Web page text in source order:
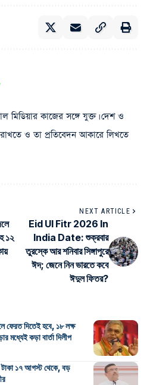
মিডিয়ার কাজের সঙ্গে যুক্ত। দেশ ও
ও তা প্রতিবেদন আকারে লিখতে
১২
NEXT ARTICLE
Eid Ul Fitr 2026 In
India Date: শুক্রবার
তুরস্কে আর শনিবার সিঙ্গাপুরে
ঈদ; জেনে নিন ভারতে কবে
ঈদুল ফিতর?
ফেরত দিতেই হবে, ১৮ লক্ষ
মধ্যেই কড়া বার্তা দিলীপ
টাকা ১৭ আগস্ট থেকে, বড়